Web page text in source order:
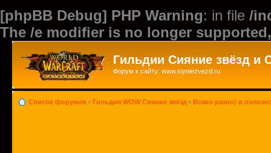
[phpBB Debug] PHP Warning: in file /
The /e modifier is no longer
Гильдии Сияние звёзд и
Форум к сайту: www.siyniezvezd.ru
Список форумов ‹ Гильдия WOW Сияние звёзд ‹ Всяко разно) и